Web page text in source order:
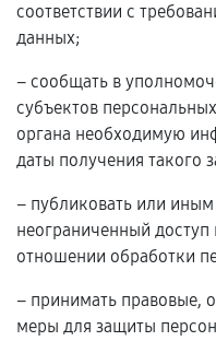
соответствии с
данных;
– сообщать в
субъектов
органа необходимую
даты получения такого
– публиковать или
неограниченный
отношении обработки
– принимать правовые,
меры для защиты